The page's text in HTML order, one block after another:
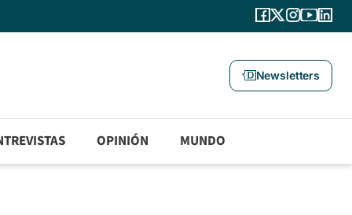
Newsletters
OPINIÓN MUNDO